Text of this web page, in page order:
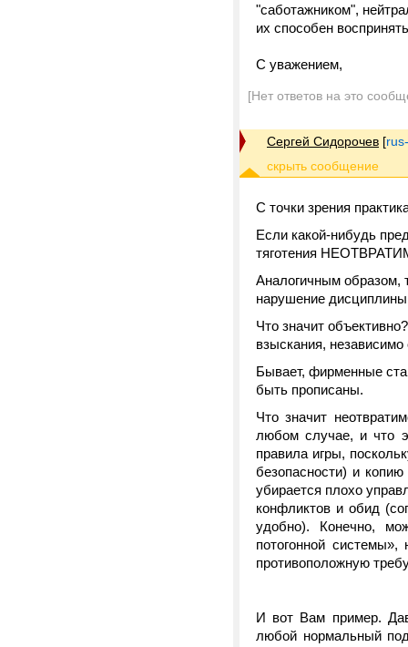
"саботажником",
их способен
С уважением,
[Нет ответов на это
Сергей Сидорочев [
С точки зрения
Если какой-нибудь
тяготения
Аналогичным
нарушение
Что значит
взыскания,
Бывает, фирменные
быть прописаны.
Что значит
любом случае, и что
правила игры,
безопасности) и
убирается плохо
конфликтов и обид
удобно). Конечно,
потогонной
противоположную
И вот Вам пример.
любой нормальный